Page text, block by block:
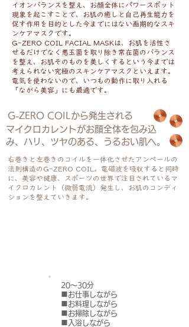
イオンバランスを整え、お顔全体にパワースポット
現象を起こすことで、お肌の癒しと自己再生能力を
促す作用を目的とした今までにはない画期的なスキ
ンケアマスクです。
G-ZERO COIL FACIAL MASKは、お肌を活性さ
せるだけでなく悪玉菌を取り除き常在菌のバランス
を整え、お肌そのものを美しくするという今までは
考えられない究極のスキンケアマスクといえます。
電気を使わないので、いつもの動作に取り入れる
「ながら美容」にも最適です。
G-ZERO COILから発生される
マイクロカレントがお顔全体を包み込
み、ハリ、ツヤのある、うるおい肌へ。
右巻きと左巻きのコイルを一体化させたアンペールの
法則構造のG-ZERO COIL。電磁波を吸収すると同時
に、美容や健康、スポーツの世界で注目されているマ
イクロカレント（微弱電流）発生し、お肌のコンディ
ションを整えていきます。
20～30分
■お仕事しながら
■お料理しながら
■お掃除しながら
■入浴しながら